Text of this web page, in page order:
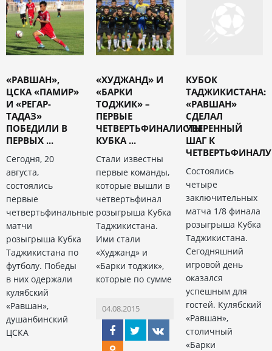
«РАВШАН»,
ЦСКА «ПАМИР»
И «РЕГАР-
ТАДАЗ»
ПОБЕДИЛИ В
ПЕРВЫХ ...
Сегодня, 20
августа,
состоялись
первые
четвертьфинальные
матчи
розыгрыша Кубка
Таджикистана по
футболу. Победы
в них одержали
кулябский
«Равшан»,
душанбинский
ЦСКА
«ХУДЖАНД» И
«БАРКИ
ТОДЖИК» –
ПЕРВЫЕ
ЧЕТВЕРТЬФИНАЛИСТЫ
КУБКА ...
Стали известны
первые команды,
которые вышли в
четвертьфинал
розыгрыша Кубка
Таджикистана.
Ими стали
«Худжанд» и
«Барки тоджик»,
которые по сумме
04.08.2015
КУБОК
ТАДЖИКИСТАНА:
«РАВШАН»
СДЕЛАЛ
УВЕРЕННЫЙ
ШАГ К
ЧЕТВЕРТЬФИНАЛУ
Состоялись
четыре
заключительных
матча 1/8 финала
розыгрыша Кубка
Таджикистана.
Сегодняшний
игровой день
оказался
успешным для
гостей. Кулябский
«Равшан»,
столичный
«Барки